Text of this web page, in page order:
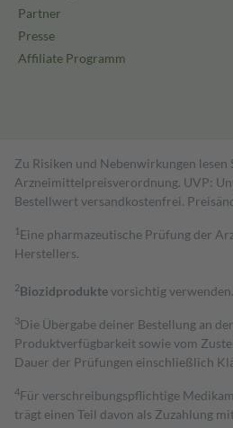
Partner
Presse
Affiliate Programm
Zu Risiken und Nebenwirkungen
Arzneimittelpreisverordnung. UVP:
Bestell­wert versand­kosten­frei.
1 Eine pharmazeutische Prüfung der
Herstellers.
2Biozidproduktevorsichtig
3Die Übergabe deiner Bestellung an
Produktverfügbarkeit sowie vom
Dauer der Prüfungen einschließlich
4Für verschreibungspflichtige
trägt einen Teil davon als Zuzahlung